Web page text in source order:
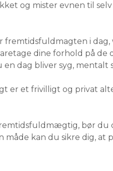
og mister evnen til
fremtidsfuldmagten i
dine forhold på de
en dag bliver syg,
er et frivilligt og privat
bør du
måde kan du sikre dig,